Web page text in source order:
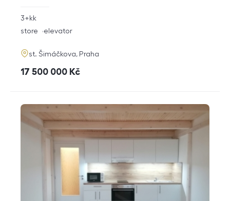
rozměry
disposition
3+kk
funkce
store elevator
adresa
st. Šimáčkova, Praha
cena
17 500 000 Kč